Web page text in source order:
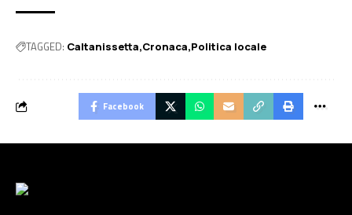
TAGGED: Caltanissetta Cronaca Politica locale
Facebook